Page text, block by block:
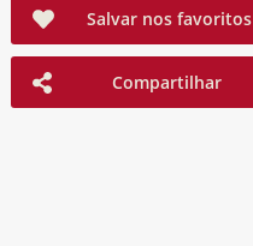
Salvar nos favoritos
Compartilhar